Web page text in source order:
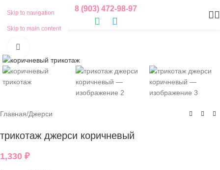
Skip to navigation
Skip to main content
8 (903) 472-98-97
Главная/Джерси
трикотаж джерси коричневый
1,330 ₽